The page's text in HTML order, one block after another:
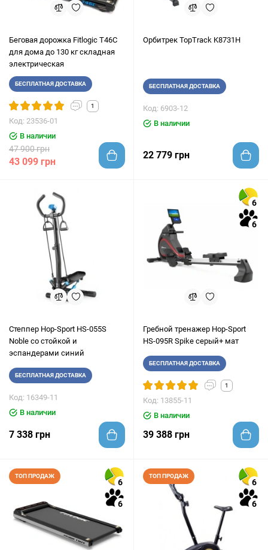
Беговая дорожка Fitlogic T46C
для дома до 130 кг складная
электрическая
БЕСПЛАТНАЯ ДОСТАВКА
1
Код: 23536-01
В наличии
47 900 грн
43 099 грн
Орбитрек TopTrack K8731H
БЕСПЛАТНАЯ ДОСТАВКА
Код: 6903-12
В наличии
22 779 грн
Степпер Hop-Sport HS-055S
Noble со стойкой и
эспандерами синий
БЕСПЛАТНАЯ ДОСТАВКА
Код: 16349-11
В наличии
7 338 грн
6
6
Гребной тренажер Hop-Sport
HS-095R Spike серый+ мат
БЕСПЛАТНАЯ ДОСТАВКА
1
Код: 13855-11
В наличии
39 388 грн
6
6
ТОП ПРОДАЖ
6
6
ТОП ПРОДАЖ